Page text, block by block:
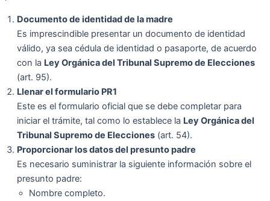
Documento de identidad de la madre
Es imprescindible presentar un documento de identidad
válido, ya sea cédula de identidad o pasaporte, de acuerdo
con la Ley Orgánica del Tribunal Supremo de Elecciones
(art. 95).
Llenar el formulario PR1
Este es el formulario oficial que se debe completar para
iniciar el trámite, tal como lo establece la Ley Orgánica del
Tribunal Supremo de Elecciones (art. 54).
Proporcionar los datos del presunto padre
Es necesario suministrar la siguiente información sobre el
presunto padre:
Nombre completo.